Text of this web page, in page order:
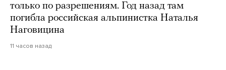
только по разрешениям. Год назад там
погибла российская альпинистка Наталья
Наговицина
11 часов назад